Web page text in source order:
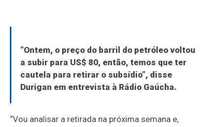
“Ontem, o preço do barril do petróleo voltou
a subir para US$ 80, então, temos que ter
cautela para retirar o subsídio”, disse
Durigan em entrevista à Rádio Gaúcha.
“Vou analisar a retirada na próxima semana e,